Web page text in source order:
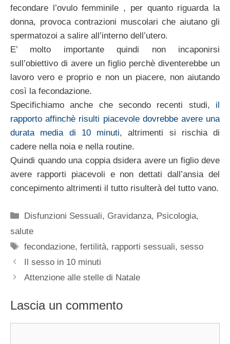
fecondare l’ovulo femminile , per quanto riguarda la
donna, provoca contrazioni muscolari che aiutano gli
spermatozoi a salire all’interno dell’utero.
E’ molto importante quindi non incaponirsi
sull’obiettivo di avere un figlio perchè diventerebbe un
lavoro vero e proprio e non un piacere, non aiutando
così la fecondazione.
Specifichiamo anche che secondo recenti studi, il
rapporto affinchè risulti piacevole dovrebbe avere una
durata media di 10 minuti, altrimenti si rischia di
cadere nella noia e nella routine.
Quindi quando una coppia dsidera avere un figlio deve
avere rapporti piacevoli e non dettati dall’ansia del
concepimento altrimenti il tutto risulterà del tutto vano.
Categorie
Disfunzioni Sessuali, Gravidanza, Psicologia,
salute
Tag
fecondazione,fertilità, rapporti sessuali,sesso
Il sesso in 10 minuti
Attenzione alle stelle di Natale
Lascia un commento